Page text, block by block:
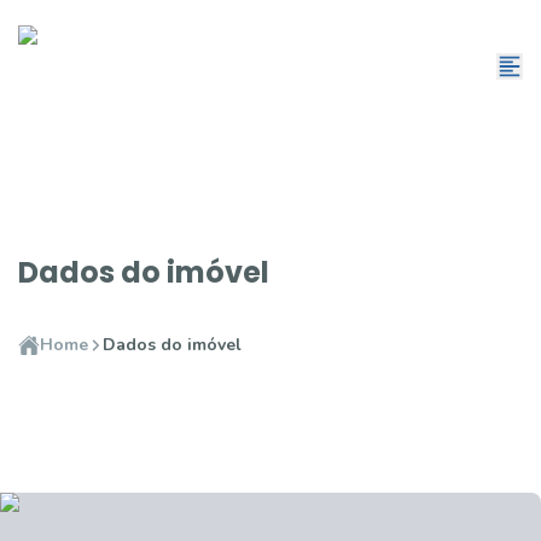
Dados do imóvel
Home Dados do imóvel